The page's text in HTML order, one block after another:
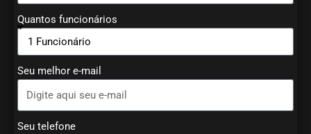
Quantos funcionários
Seu melhor e-mail
Seu telefone